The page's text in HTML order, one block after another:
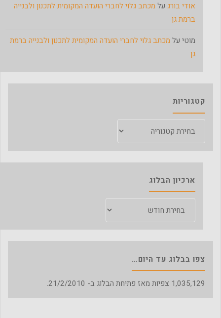
אודי בורג על מכתב גלוי לחברי הועדה המקומית לתכנון ולבנייה
ברמת גן
מוטי על מכתב גלוי לחברי הועדה המקומית לתכנון ולבנייה ברמת
גן
קטגוריות
ארכיון הבלוג
צפו בבלוג עד היום…
1,035,129 צפיות מאז פתיחת הבלוג ב- 21/2/2010.